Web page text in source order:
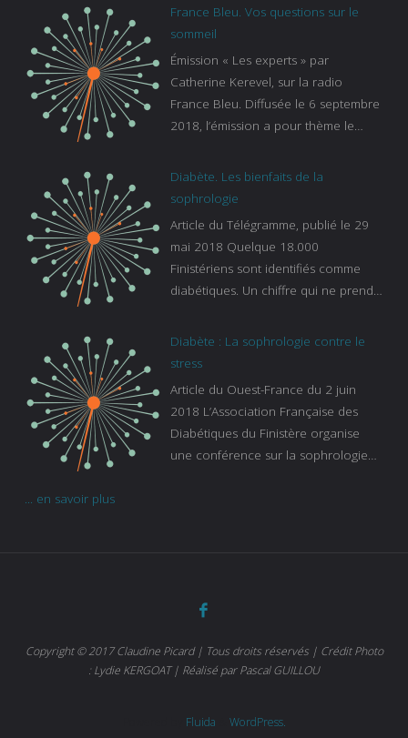
France Bleu. Vos questions sur le
sommeil
Émission « Les experts » par
Catherine Kerevel, sur la radio
France Bleu. Diffusée le 6 septembre
2018, l’émission a pour thème le
bleu :
https://www.francebleu.fr/emissions/l
sur-le-sommeil
Diabète. Les bienfaits de la
sophrologie
Article du Télégramme, publié le 29
mai 2018 Quelque 18.000
Finistériens sont identifiés comme
diabétiques. Un chiffre qui ne prend
s’ignorent. « C’est une pathologie qui
continue à augmenter, souligne
de la Caisse primaire d’assurance-
maladie. C’est aussi une pathologie
qui peut être handicapante et coûte
cher quand on sait que 37 % des
d’autant que le diabète
Diabète : La sophrologie contre le
stress
Article du Ouest-France du 2 juin
2018 L’Association Française des
Diabétiques du Finistère organise
une conférence sur la sophrologie
... en savoir plus
Copyright © 2017 Claudine Picard | Tous droits réservés | Crédit Photo
: Lydie KERGOAT | Réalisé par Pascal GUILLOU
Fluida WordPress.